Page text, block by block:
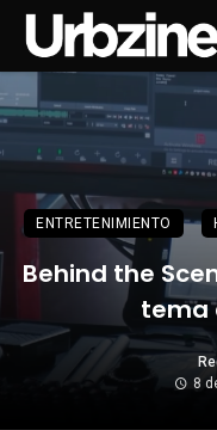
ENTRETENIMIENTO
Behind the
tema
8